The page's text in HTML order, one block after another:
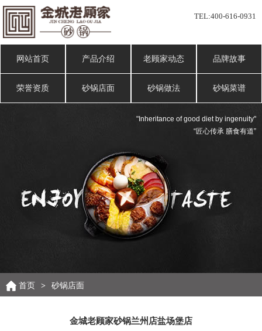
TEL:400-616-0931
网站首页 产品介绍 老顾家动态 品牌故事
荣誉资质 砂锅店面 砂锅做法 砂锅菜谱
"Inheritance of good diet by ingenuity"
“匠心传承 膳食有道”
首页 > 砂锅店面
金城老顾家砂锅兰州店盐场堡店